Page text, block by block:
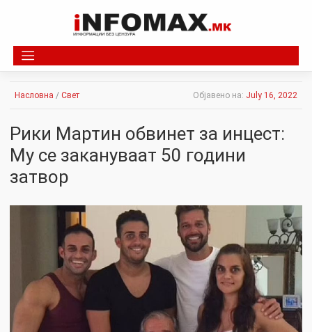
Насловна / Свет Објавено на: July 16, 2022
Рики Мартин обвинет за инцест:
Му се закануваат 50 години
затвор